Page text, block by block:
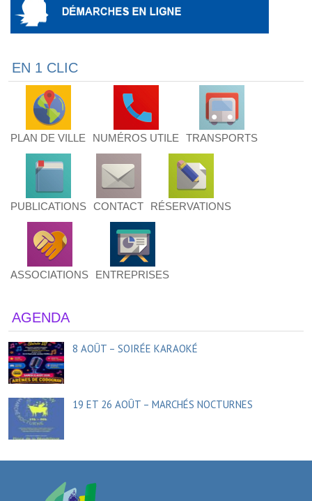
EN 1 CLIC
PLAN DE VILLE NUMÉROS UTILE TRANSPORTS
PUBLICATIONS CONTACT RÉSERVATIONS
ASSOCIATIONS ENTREPRISES
AGENDA
8 AOÛT – SOIRÉE KARAOKÉ
19 ET 26 AOÛT – MARCHÉS NOCTURNES